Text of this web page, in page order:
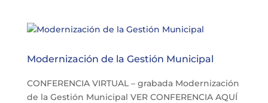
Modernización de la Gestión Municipal
CONFERENCIA VIRTUAL – grabada Modernización
de la Gestión Municipal VER CONFERENCIA AQUÍ